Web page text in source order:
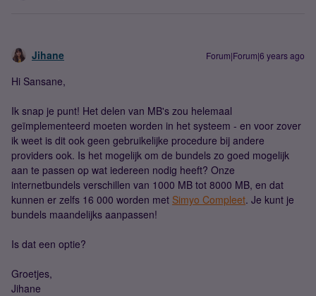
Jihane Forum|Forum|6 years ago
Hi Sansane,
Ik snap je punt! Het delen van MB's zou helemaal
geïmplementeerd moeten worden in het systeem - en voor zover
ik weet is dit ook geen gebruikelijke procedure bij andere
providers ook. Is het mogelijk om de bundels zo goed mogelijk
aan te passen op wat iedereen nodig heeft? Onze
internetbundels verschillen van 1000 MB tot 8000 MB, en dat
kunnen er zelfs 16 000 worden met Simyo Compleet. Je kunt je
bundels maandelijks aanpassen!
Is dat een optie?
Groetjes,
Jihane